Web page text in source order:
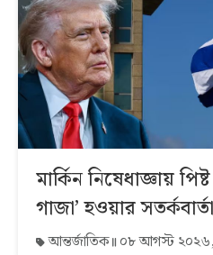
মার্কিন নিষেধাজ্ঞায়
গাজা’ হওয়ার সতর্কবার্তা
আন্তর্জাতিক ০৮ আগস্ট